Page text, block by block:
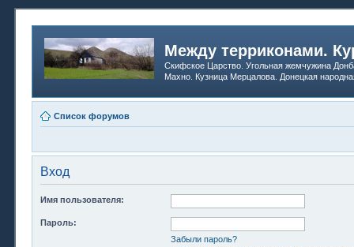
Между терриконами.
Скифское Царство. Угольная жемчужина
Махно. Кузница Мерцалова. Донецкая
Список форумов
Вход
Имя пользователя:
Пароль:
Забыли пароль?